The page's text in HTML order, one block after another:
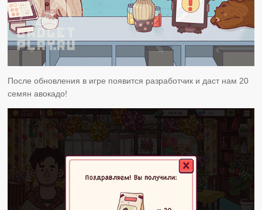
После обновления в игре появится разработчик и даст нам 20
семян авокадо!